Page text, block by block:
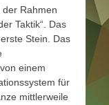
Rahmen
Taktik“. Das
Stein. Das
einem
für
mittlerweile